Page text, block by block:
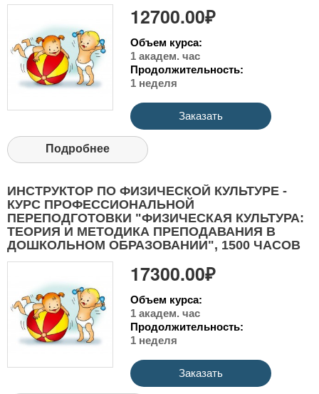
12700.00₽
Объем курса:
1 академ. час
Продолжительность:
1 неделя
Заказать
Подробнее
ИНСТРУКТОР ПО ФИЗИЧЕСКОЙ КУЛЬТУРЕ -
КУРС ПРОФЕССИОНАЛЬНОЙ
ПЕРЕПОДГОТОВКИ "ФИЗИЧЕСКАЯ КУЛЬТУРА:
ТЕОРИЯ И МЕТОДИКА ПРЕПОДАВАНИЯ В
ДОШКОЛЬНОМ ОБРАЗОВАНИИ", 1500 ЧАСОВ
17300.00₽
Объем курса:
1 академ. час
Продолжительность:
1 неделя
Заказать